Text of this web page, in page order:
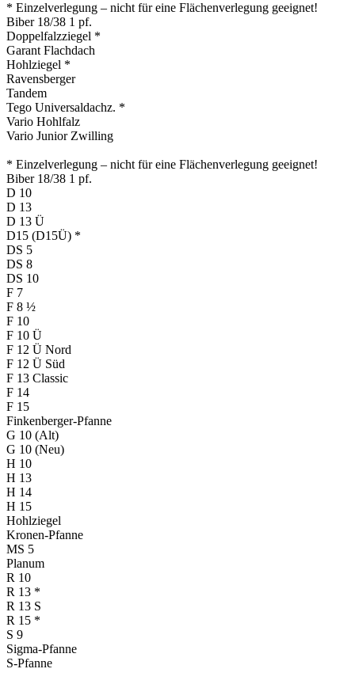
* Einzelverlegung – nicht für eine Flächenverlegung geeignet!
Biber 18/38 1 pf.
Doppelfalzziegel *
Garant Flachdach
Hohlziegel *
Ravensberger
Tandem
Tego Universaldachz. *
Vario Hohlfalz
Vario Junior Zwilling
* Einzelverlegung – nicht für eine Flächenverlegung geeignet!
Biber 18/38 1 pf.
D 10
D 13
D 13 Ü
D15 (D15Ü) *
DS 5
DS 8
DS 10
F 7
F 8 ½
F 10
F 10 Ü
F 12 Ü Nord
F 12 Ü Süd
F 13 Classic
F 14
F 15
Finkenberger-Pfanne
G 10 (Alt)
G 10 (Neu)
H 10
H 13
H 14
H 15
Hohlziegel
Kronen-Pfanne
MS 5
Planum
R 10
R 13 *
R 13 S
R 15 *
S 9
Sigma-Pfanne
S-Pfanne